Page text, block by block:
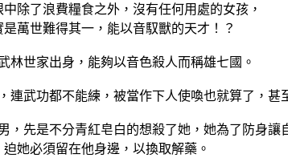
中除了浪費糧食之外，沒有任何用處的女孩，
是萬世難得其一，能以音馭獸的天才！？
林世家出身，能夠以音色殺人而稱雄七國。
武功都不能練，被當作下人使喚也就算了，
先是不分青紅皂白的想殺了她，她為了防身
迫她必須留在他身邊，以換取解藥。